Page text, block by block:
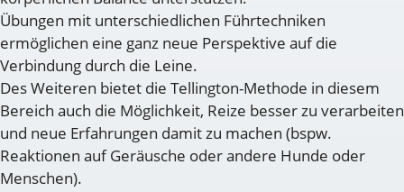
Übungen mit unterschiedlichen Führtechniken
ermöglichen eine ganz neue Perspektive auf die
Verbindung durch die Leine.
Des Weiteren bietet die Tellington-Methode in diesem
Bereich auch die Möglichkeit, Reize besser zu verarbeiten
und neue Erfahrungen damit zu machen (bspw.
Reaktionen auf Geräusche oder andere Hunde oder
Menschen).